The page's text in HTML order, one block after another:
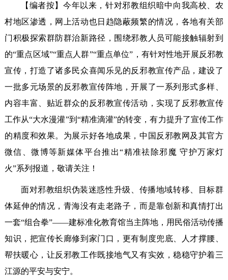
【编者按】今年以来，针对邪教组织暗中向我高校、农
村地区渗透，网上活动也日趋隐蔽频繁的情况，各地有关部
门积极探索群防群治新路径，围绕邪教人员可能接触辐射到
的“重点区域”“重点人群”“重点单位”，有针对性地开展反邪教
宣传，打造了诸多民众喜闻乐见的反邪教宣传产品，建设了
一批多元场景的反邪教宣传阵地，开展了一系列形式多样、
内容丰富、贴近群众的反邪教宣传活动，实现了反邪教宣传
工作从“大水漫灌”到“精准滴灌”的转变，有力提升了宣传工作
的精度和效果。为展示好各地成果，中国反邪教网及其官方
微信、微博等新媒体平台推出“精准祛除邪魔 守护万家灯
火”系列报道，敬请关注！
面对邪教组织伪装迷惑性升级、传播地域转移、目标群
体延伸的情况，青海没有走老路子，而是靠创新和真情打出
一套“组合拳”——建标准化教育馆当主阵地，用民俗活动传播
知识，把宣传长廊修到家门口，更有制度兜底、人才撑腰、
帮扶暖心，让反邪教工作既接地气又有实效，稳稳守护着三
江源的平安与安宁。